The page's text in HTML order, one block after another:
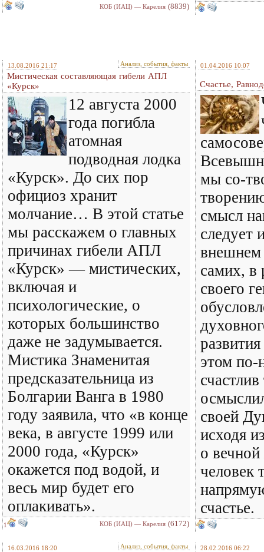
КОБ (ИАЦ) — Карелия (8839)
13.08.2016 21:17 Анализ, события, факты
Мистическая составляющая гибели АПЛ
«Курск»
12 августа 2000
года погибла
атомная
подводная лодка
«Курск». До сих пор
официоз хранит
молчание… В этой статье
мы расскажем о главных
причинах гибели АПЛ
«Курск» — мистических,
включая и
психологические, о
которых большинство
даже не задумывается.
Мистика Знаменитая
предсказательница из
Болгарии Ванга в 1980
году заявила, что «в конце
века, в августе 1999 или
2000 года, «Курск»
окажется под водой, и
весь мир будет его
оплакивать».
1 КОБ (ИАЦ) — Карелия (6172)
01.04.2016 10:07
Счастье,
мы со-
смысл
следует
внешнем
самих, в
своего
этом по-
своей
исходя
о
человек
счастье.
16.03.2016 18:20 Анализ, события, факты 28.02.2016 06:22